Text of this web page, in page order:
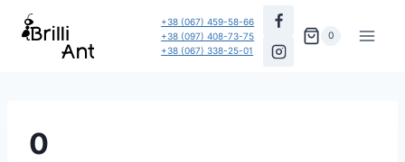
Перейти
+38 (067) 459-58-66
+38 (097) 408-73-75
+38 (067) 338-25-01
0
0